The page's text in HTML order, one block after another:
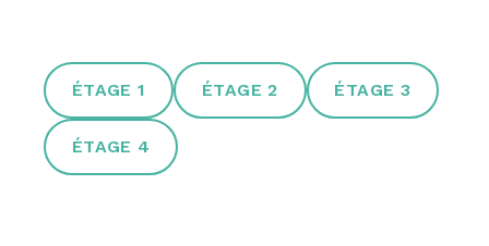
ÉTAGE 1 ÉTAGE 2 ÉTAGE 3
ÉTAGE 4